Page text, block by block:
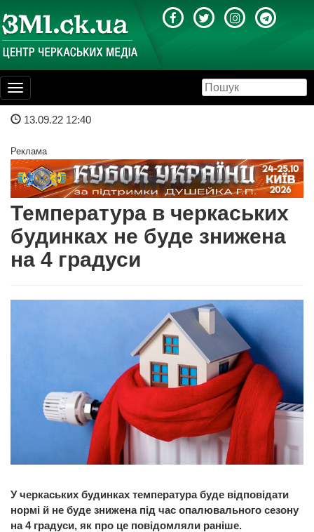
Toggle
navigation
13.09.22 12:40
Реклама
Температура в черкаських
будинках не буде знижена
на 4 градуси
У черкаських будинках температура буде відповідати
нормі й не буде знижена під час опалювального сезону
на 4 градуси, як про це повідомляли раніше.